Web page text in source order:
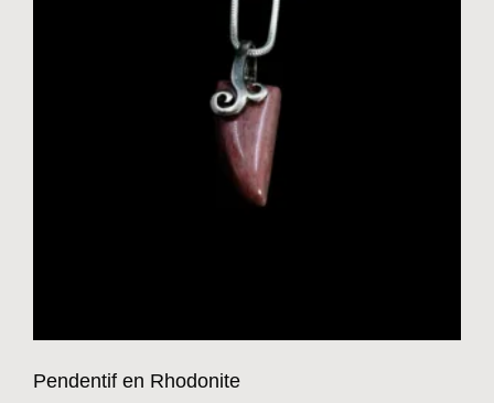
Pendentif en Rhodonite